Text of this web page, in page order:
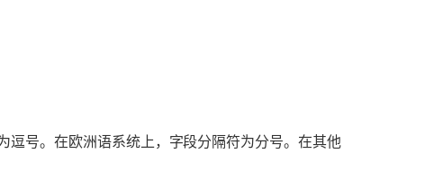
逗号。在欧洲语系统上，字段分隔符为分号。在其他